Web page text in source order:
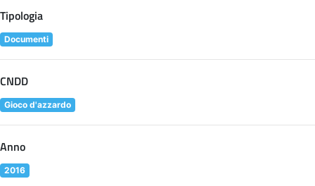
Tipologia
Documenti
CNDD
Gioco d'azzardo
Anno
2016